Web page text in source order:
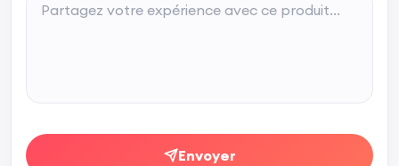
Envoyer